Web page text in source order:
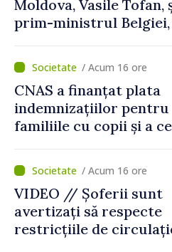
Moldova, Vasile Tofan,
prim-ministrul
despre parcursul
al Republicii Moldova.
/ Acum 16 ore
CNAS a finanțat plata
indemnizațiilor pentru
familiile cu copii și a
temporară de muncă
/ Acum 16 ore
VIDEO // Șoferii sunt
avertizați să respecte
restricțiile de